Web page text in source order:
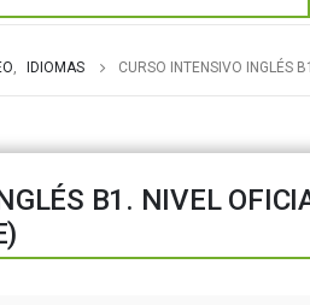
, IDIOMAS CURSO INTENSIVO INGLÉS
B1. NIVEL